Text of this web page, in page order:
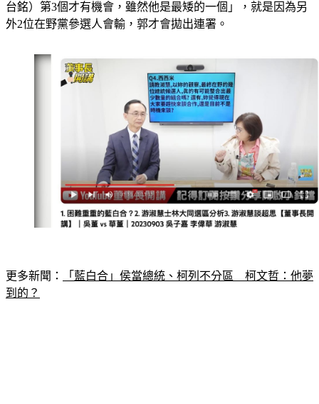
台銘）第3個才有機會，雖然他是最矮的一個」，就是因為另
外2位在野黨參選人會輸，郭才會拋出連署。
更多新聞：
「藍白合」侯當總統、柯列不分區　柯文哲：他夢
到的？